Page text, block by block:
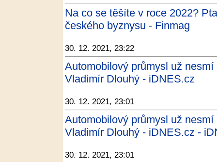
Na co se těšíte v roce 2022?
českého byznysu - Finmag
30. 12. 2021, 23:22
Automobilový průmysl už
Vladimír Dlouhý - iDNES.cz
30. 12. 2021, 23:01
Automobilový průmysl už
Vladimír Dlouhý - iDNES.cz -
30. 12. 2021, 23:01